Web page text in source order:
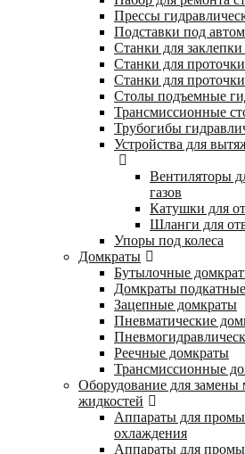
Прессы
Подставки под
Станки для
Станки для
Станки для
Столы подъемные
Трансмиссионные
Трубогибы
Устройства для
Вентиляторы
газов
Катушки для
Шланги для
Упоры под колеса
Домкраты
Бутылочные
Домкраты подкатные
Зацепные домкраты
Пневматические
Реечные домкраты
Трансмиссионные
Оборудование для замены
жидкостей
Аппараты для
охлаждения
Аппараты для